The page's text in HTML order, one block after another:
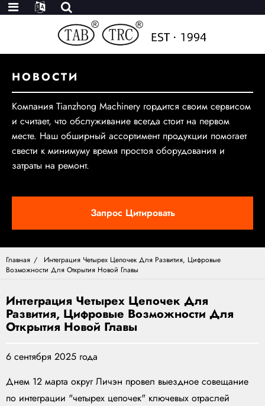
НОВОСТИ
Компания Tianzhong Machinery гордится своим сервисом
и считает, что обслуживание всегда стоит на первом
месте. Наш обширный ассортимент продукции помогает
свести к минимуму время простоя оборудования и
затраты на ремонт.
Запрос Цитировать
Главная
Интеграция Четырех Цепочек Для Развития, Цифровые
Возможности Для Открытия Новой Главы
Интеграция Четырех Цепочек Для
Развития, Цифровые Возможности Для
Открытия Новой Главы
6 сентября 2025 года
Днем 12 марта округ Личэн провел выездное совещание
по интеграции "четырех цепочек" ключевых отраслей